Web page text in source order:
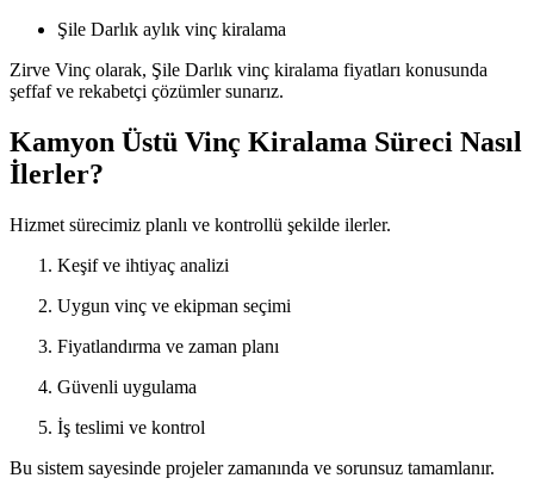
Şile Darlık aylık vinç kiralama
Zirve Vinç olarak, Şile Darlık vinç kiralama fiyatları konusunda
şeffaf ve rekabetçi çözümler sunarız.
Kamyon Üstü Vinç Kiralama Süreci Nasıl
İlerler?
Hizmet sürecimiz planlı ve kontrollü şekilde ilerler.
Keşif ve ihtiyaç analizi
Uygun vinç ve ekipman seçimi
Fiyatlandırma ve zaman planı
Güvenli uygulama
İş teslimi ve kontrol
Bu sistem sayesinde projeler zamanında ve sorunsuz tamamlanır.